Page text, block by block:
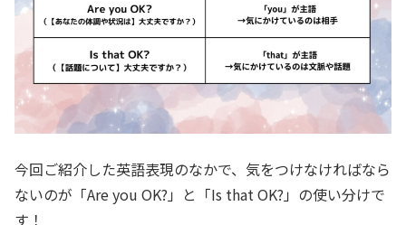
今回ご紹介した英語表現のなかで、気をつけなければなら
ないのが「Are you OK?」と「Is that OK?」の使い分けで
す！